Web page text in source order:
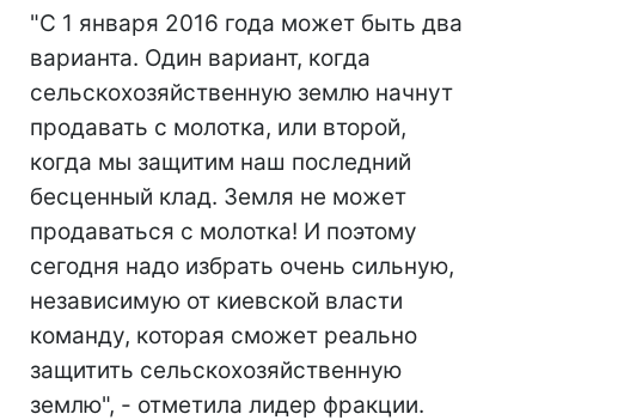
"С 1 января 2016 года может быть два
варианта. Один вариант, когда
сельскохозяйственную землю начнут
продавать с молотка, или второй,
когда мы защитим наш последний
бесценный клад. Земля не может
продаваться с молотка! И поэтому
сегодня надо избрать очень сильную,
независимую от киевской власти
команду, которая сможет реально
защитить сельскохозяйственную
землю", - отметила лидер фракции.